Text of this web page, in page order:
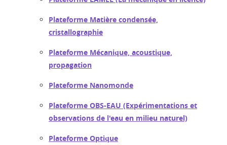
Plateforme Matière condensée,
cristallographie
Plateforme Mécanique, acoustique,
propagation
Plateforme Nanomonde
Plateforme OBS-EAU (Expérimentations et
observations de l'eau en milieu naturel)
Plateforme Optique